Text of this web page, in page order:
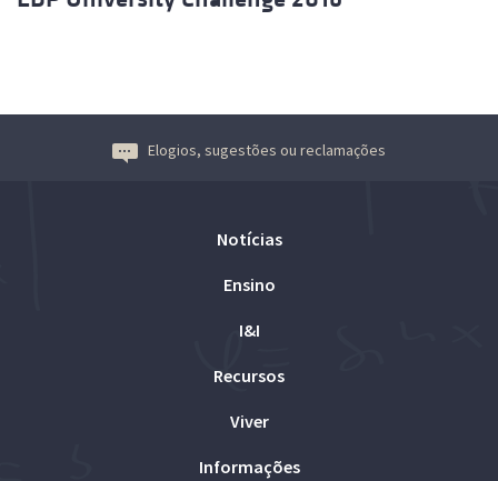
Elogios, sugestões ou reclamações
Notícias
Ensino
I&I
Recursos
Viver
Informações